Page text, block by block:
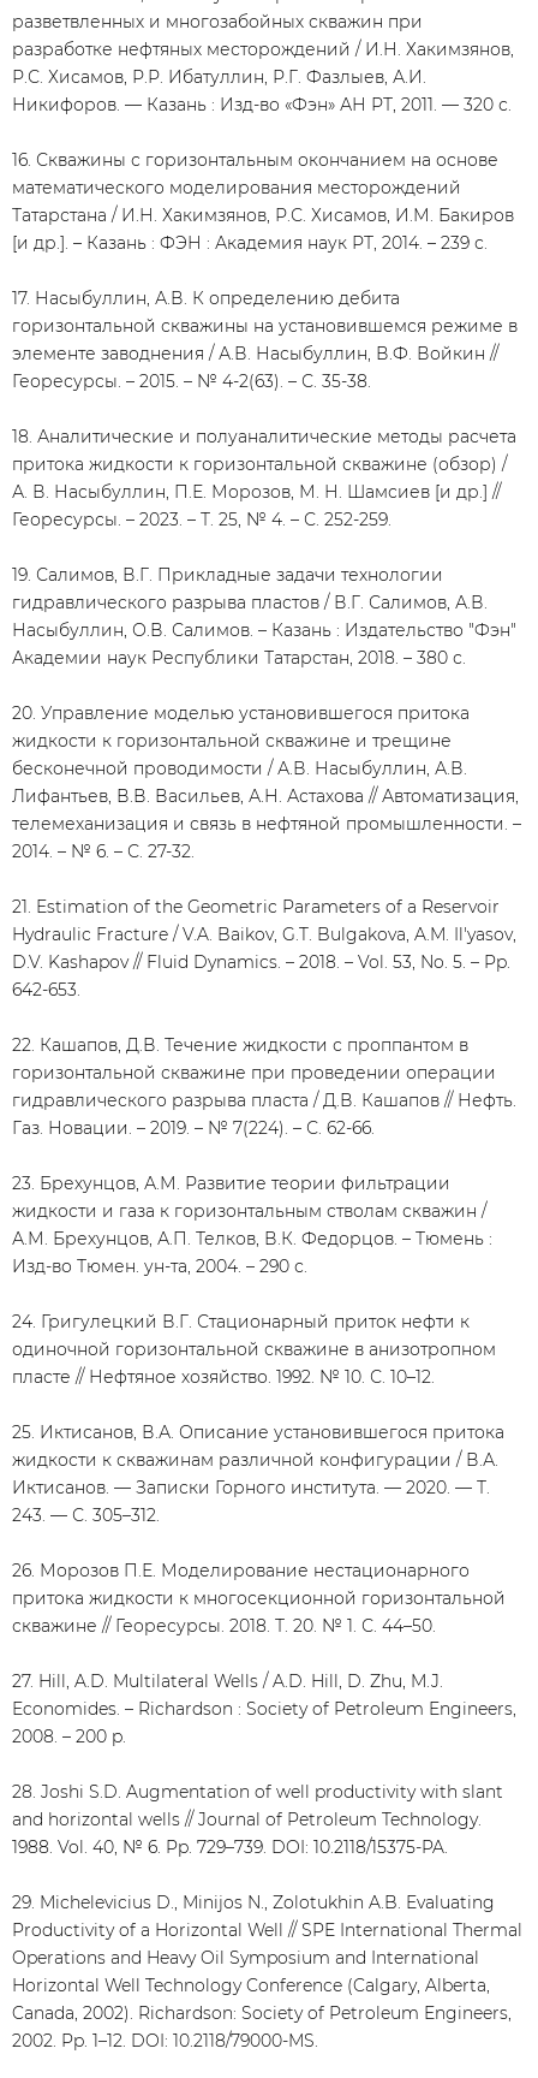
разветвленных и многозабойных скважин при
разработке нефтяных месторождений / И.Н. Хакимзянов,
Р.С. Хисамов, Р.Р. Ибатуллин, Р.Г. Фазлыев, А.И.
Никифоров. — Казань : Изд-во «Фэн» АН РТ, 2011. — 320 с.
16. Скважины с горизонтальным окончанием на основе
математического моделирования месторождений
Татарстана / И.Н. Хакимзянов, Р.С. Хисамов, И.М. Бакиров
[и др.]. – Казань : ФЭН : Академия наук РТ, 2014. – 239 с.
17. Насыбуллин, А.В. К определению дебита
горизонтальной скважины на установившемся режиме в
элементе заводнения / А.В. Насыбуллин, В.Ф. Войкин //
Георесурсы. – 2015. – № 4-2(63). – С. 35-38.
18. Аналитические и полуаналитические методы расчета
притока жидкости к горизонтальной скважине (обзор) /
А. В. Насыбуллин, П.Е. Морозов, М. Н. Шамсиев [и др.] //
Георесурсы. – 2023. – Т. 25, № 4. – С. 252-259.
19. Салимов, В.Г. Прикладные задачи технологии
гидравлического разрыва пластов / В.Г. Салимов, А.В.
Насыбуллин, О.В. Салимов. – Казань : Издательство "Фэн"
Академии наук Республики Татарстан, 2018. – 380 с.
20. Управление моделью установившегося притока
жидкости к горизонтальной скважине и трещине
бесконечной проводимости / А.В. Насыбуллин, А.В.
Лифантьев, В.В. Васильев, А.Н. Астахова // Автоматизация,
телемеханизация и связь в нефтяной промышленности. –
2014. – № 6. – С. 27-32.
21. Estimation of the Geometric Parameters of a Reservoir
Hydraulic Fracture / V.A. Baikov, G.T. Bulgakova, A.M. Il'yasov,
D.V. Kashapov // Fluid Dynamics. – 2018. – Vol. 53, No. 5. – Pp.
642-653.
22. Кашапов, Д.В. Течение жидкости с проппантом в
горизонтальной скважине при проведении операции
гидравлического разрыва пласта / Д.В. Кашапов // Нефть.
Газ. Новации. – 2019. – № 7(224). – С. 62-66.
23. Брехунцов, А.М. Развитие теории фильтрации
жидкости и газа к горизонтальным стволам скважин /
А.М. Брехунцов, А.П. Телков, В.К. Федорцов. – Тюмень :
Изд-во Тюмен. ун-та, 2004. – 290 с.
24. Григулецкий В.Г. Стационарный приток нефти к
одиночной горизонтальной скважине в анизотропном
пласте // Нефтяное хозяйство. 1992. № 10. С. 10–12.
25. Иктисанов, В.А. Описание установившегося притока
жидкости к скважинам различной конфигурации / В.А.
Иктисанов. — Записки Горного института. — 2020. — Т.
243. — С. 305–312.
26. Морозов П.Е. Моделирование нестационарного
притока жидкости к многосекционной горизонтальной
скважине // Георесурсы. 2018. Т. 20. № 1. С. 44–50.
27. Hill, A.D. Multilateral Wells / A.D. Hill, D. Zhu, M.J.
Economides. – Richardson : Society of Petroleum Engineers,
2008. – 200 p.
28. Joshi S.D. Augmentation of well productivity with slant
and horizontal wells // Journal of Petroleum Technology.
1988. Vol. 40, № 6. Pp. 729–739. DOI: 10.2118/15375-PA.
29. Michelevicius D., Minijos N., Zolotukhin A.B. Evaluating
Productivity of a Horizontal Well // SPE International Thermal
Operations and Heavy Oil Symposium and International
Horizontal Well Technology Conference (Calgary, Alberta,
Canada, 2002). Richardson: Society of Petroleum Engineers,
2002. Pp. 1–12. DOI: 10.2118/79000-MS.